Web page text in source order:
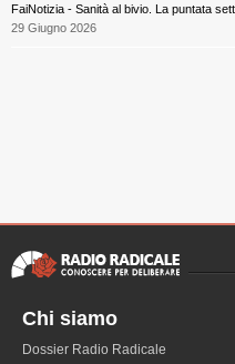
FaiNotizia - Sanità al bivio. La puntata
29 Giugno 2026
Chi siamo
Dossier Radio Radicale